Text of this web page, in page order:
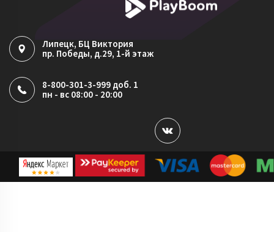
Липецк, БЦ Виктория
пр. Победы, д.29, 1-й этаж
8-800-301-3-999 доб. 1
пн - вс 08:00 - 20:00